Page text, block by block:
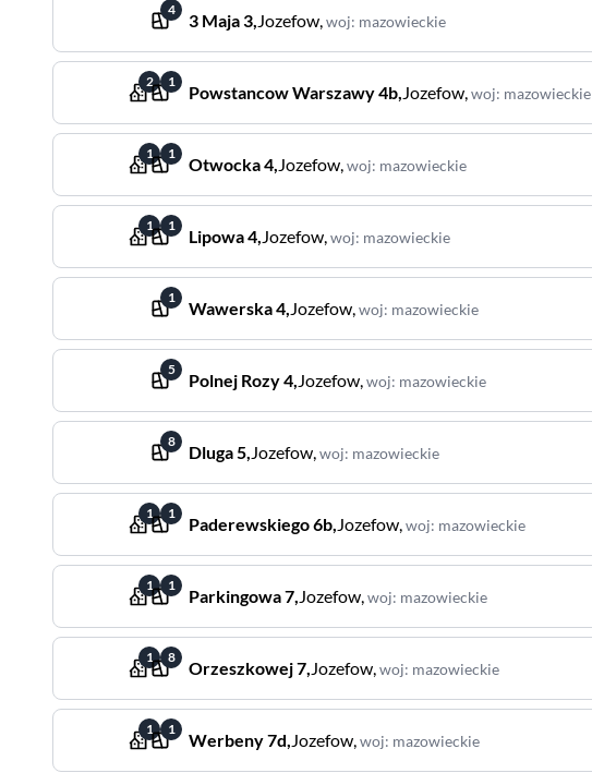
4
3 Maja3,Jozefow,woj: mazowieckie
2 1
Powstancow Warszawy4b,Jozefow,woj: mazowieckie
1 1
Otwocka4,Jozefow,woj: mazowieckie
1 1
Lipowa4,Jozefow,woj: mazowieckie
1
Wawerska4,Jozefow,woj: mazowieckie
5
Polnej Rozy4,Jozefow,woj: mazowieckie
8
Dluga5,Jozefow,woj: mazowieckie
1 1
Paderewskiego6b,Jozefow,woj: mazowieckie
1 1
Parkingowa7,Jozefow,woj: mazowieckie
1 8
Orzeszkowej7,Jozefow,woj: mazowieckie
1 1
Werbeny7d,Jozefow,woj: mazowieckie